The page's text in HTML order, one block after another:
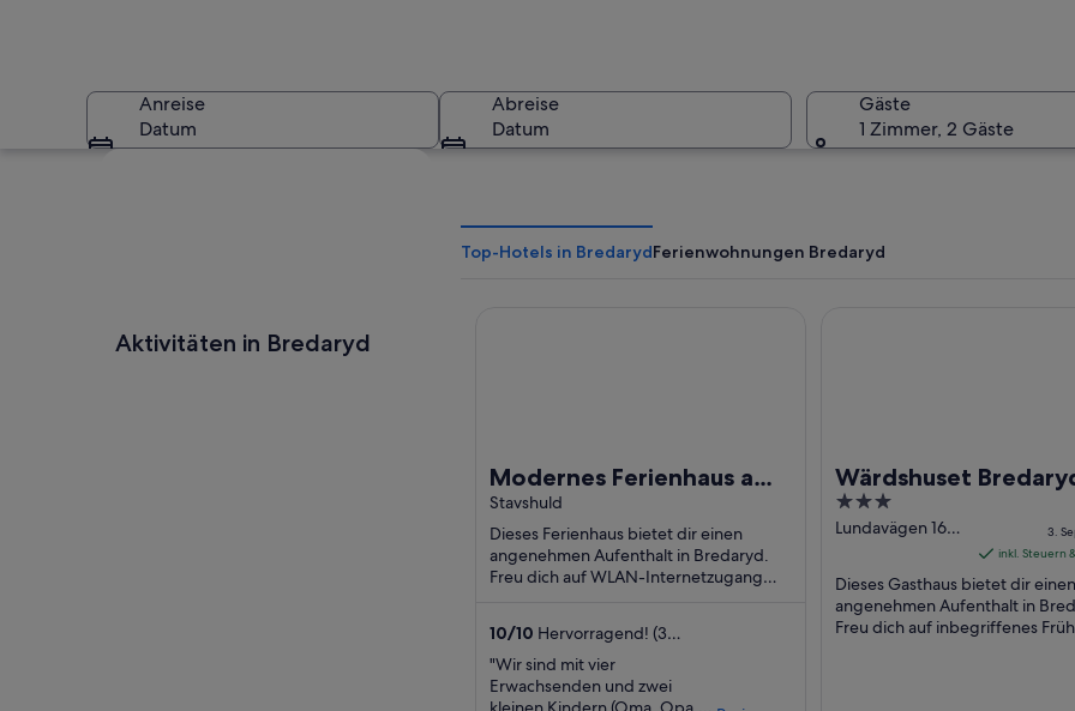
Anreise
Datum
Abreise
Datum
Gäste
1 Zimmer, 2 Gäste
Aktivitäten in Bredaryd
Top-Hotels in BredarydFerienwohnungen Bredaryd
Modernes Ferienhaus am
Bolmen – 150 m zum See,
Kamin, 2 Terrassen
Stavshuld
Dieses Ferienhaus bietet dir einen
angenehmen Aufenthalt in Bredaryd.
Freu dich auf WLAN-Internetzugang
10/10 Hervorragend! (3
Bewertungen)
"Wir sind mit vier
Erwachsenden und zwei
Wärdshuset
3
out
5
Lundavägen 16
3.
inkl. Steuern
Dieses Gasthaus bietet dir einen
angenehmen Aufenthalt in
Freu dich auf inbegriffenes